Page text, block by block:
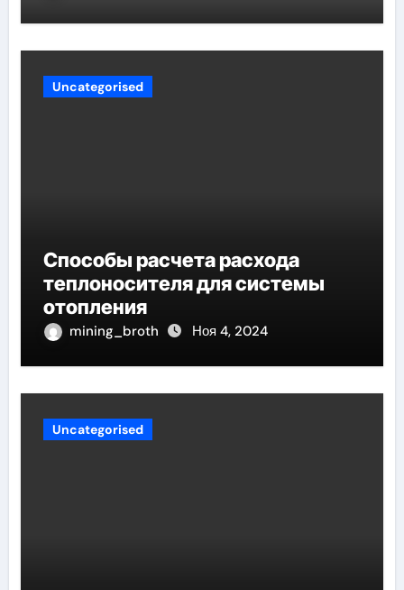
Uncategorised
Способы расчета расхода
теплоносителя для системы
отопления
mining_broth Ноя 4, 2024
Uncategorised